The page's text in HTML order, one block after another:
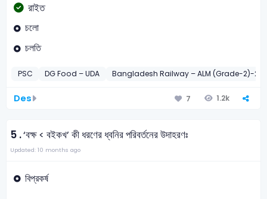
রাইত
চলো
চলতি
PSC DG Food – UDA Bangladesh Railway – ALM (Grade-2)-
Des 7 1.2k
5 .‘বক্ষ < বইকখ’ কী ধরণের ধ্বনির পরিবর্তনের উদাহরণঃ
Updated: 10 months ago
বিপ্রকর্ষ